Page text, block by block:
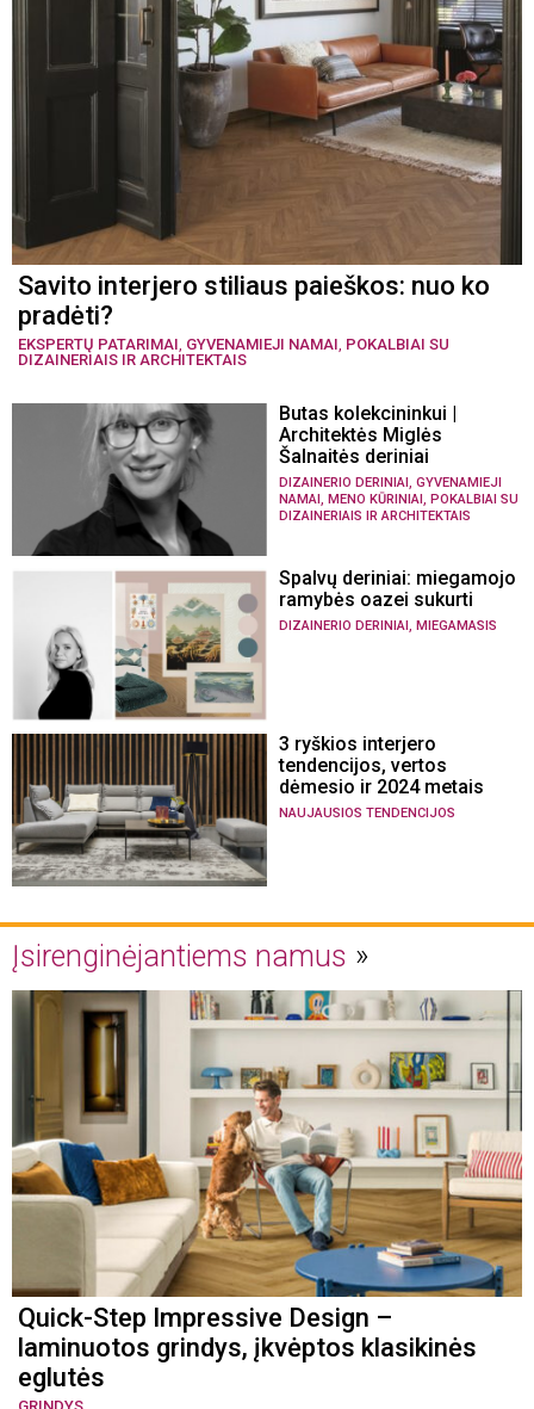
Savito interjero stiliaus paieškos: nuo ko
pradėti?
EKSPERTŲ PATARIMAI, GYVENAMIEJI NAMAI, POKALBIAI SU
DIZAINERIAIS IR ARCHITEKTAIS
Butas kolekcininkui |
Architektės Miglės
Šalnaitės deriniai
DIZAINERIO DERINIAI, GYVENAMIEJI
NAMAI, MENO KŪRINIAI, POKALBIAI SU
DIZAINERIAIS IR ARCHITEKTAIS
Spalvų deriniai: miegamojo
ramybės oazei sukurti
DIZAINERIO DERINIAI , MIEGAMASIS
3 ryškios interjero
tendencijos, vertos
dėmesio ir 2024 metais
NAUJAUSIOS TENDENCIJOS
Įsirenginėjantiems namus
Quick-Step Impressive Design –
laminuotos grindys, įkvėptos klasikinės
eglutės